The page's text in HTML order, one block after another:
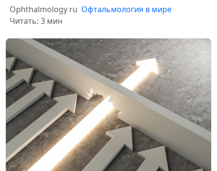
Ophthalmology ru Офтальмология в мире
Читать: 3 мин